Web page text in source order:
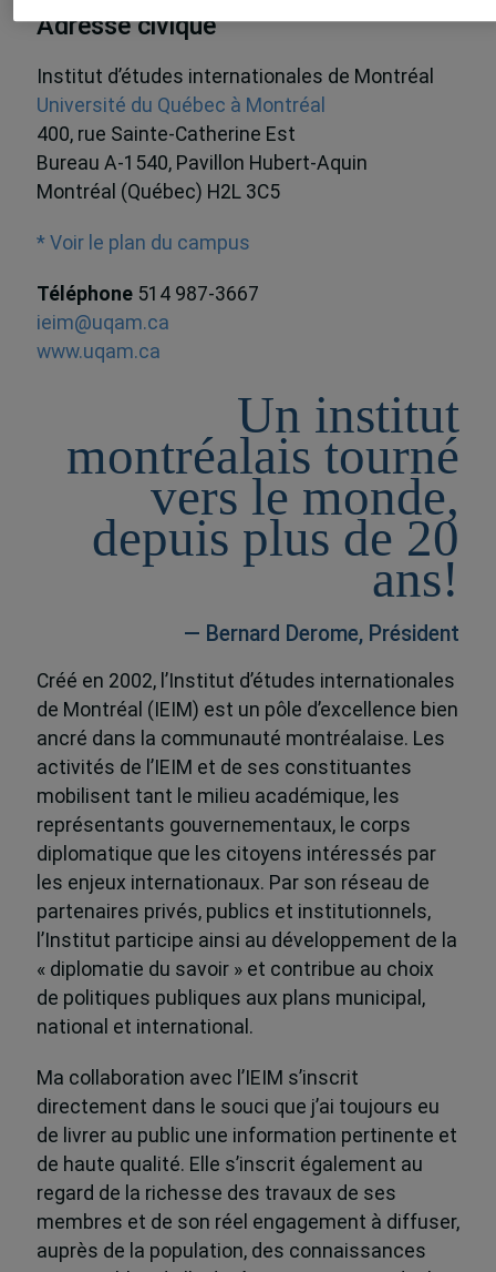
Adresse civique
Institut d’études internationales de Montréal
Université du Québec à Montréal
400, rue Sainte-Catherine Est
Bureau A-1540, Pavillon Hubert-Aquin
Montréal (Québec) H2L 3C5
* Voir le plan du campus
Téléphone 514 987-3667
ieim@uqam.ca
www.uqam.ca
Un institut
montréalais tourné
vers le monde,
depuis plus de 20
ans!
— Bernard Derome, Président
Créé en 2002, l’Institut d’études internationales
de Montréal (IEIM) est un pôle d’excellence bien
ancré dans la communauté montréalaise. Les
activités de l’IEIM et de ses constituantes
mobilisent tant le milieu académique, les
représentants gouvernementaux, le corps
diplomatique que les citoyens intéressés par
les enjeux internationaux. Par son réseau de
partenaires privés, publics et institutionnels,
l’Institut participe ainsi au développement de la
« diplomatie du savoir » et contribue au choix
de politiques publiques aux plans municipal,
national et international.
Ma collaboration avec l’IEIM s’inscrit
directement dans le souci que j’ai toujours eu
de livrer au public une information pertinente et
de haute qualité. Elle s’inscrit également au
regard de la richesse des travaux de ses
membres et de son réel engagement à diffuser,
auprès de la population, des connaissances